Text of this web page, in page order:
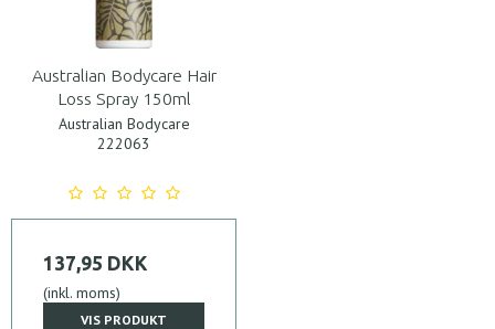
Australian Bodycare Hair
Loss Spray 150ml
Australian Bodycare
222063
137,95 DKK
(inkl. moms)
VIS PRODUKT